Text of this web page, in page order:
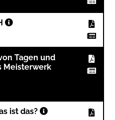
Tagen und
Meisterwerk
ist das?